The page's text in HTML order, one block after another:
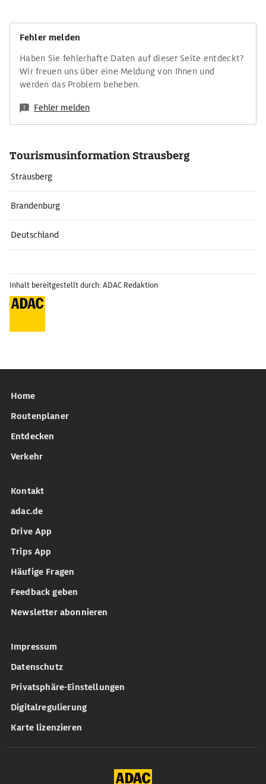
Fehler melden
Haben Sie fehlerhafte Daten auf dieser Seite entdeckt?
Wir freuen uns über eine Meldung von Ihnen und
werden das Problem beheben.
Fehler melden
Tourismusinformation Strausberg
Strausberg
Brandenburg
Deutschland
Inhalt bereitgestellt durch: ADAC Redaktion
Home
Routenplaner
Entdecken
Verkehr
Kontakt
adac.de
Drive App
Trips App
Häufige Fragen
Feedback geben
Newsletter abonnieren
Impressum
Datenschutz
Privatsphäre-Einstellungen
Digitalregulierung
Karte lizenzieren